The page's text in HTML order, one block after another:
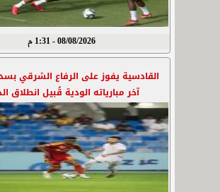
08/08/2026 - 1:31 م
القادسية يفوز على الرفاع الشرقي
آخر مبارياته الودية قُبيل انطلاق